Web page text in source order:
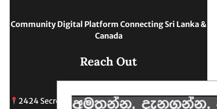
Community Digital Platform Connecting Sri Lanka &
Canada
Reach Out
2424 Secreto drive, Oshawa, ON